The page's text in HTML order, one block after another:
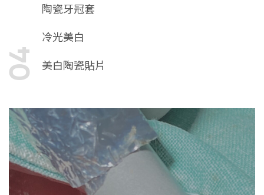
陶瓷牙冠套
冷光美白
美白陶瓷貼片
04